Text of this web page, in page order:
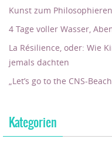
Kunst zum
4 Tage voller Wasser,
La Résilience, oder: Wie
jemals dachten
„Let’s go to the CNS-
Kategorien